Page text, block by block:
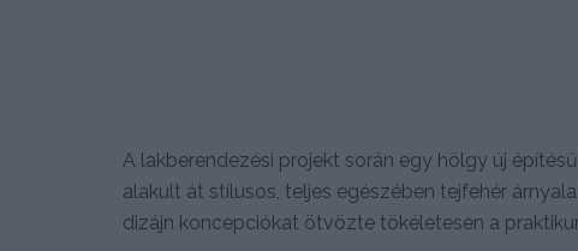
A lakberendezési projekt során egy hölgy új
alakult át stílusos, teljes egészében tejfehér
dizájn koncepciókat ötvözte tökéletesen a